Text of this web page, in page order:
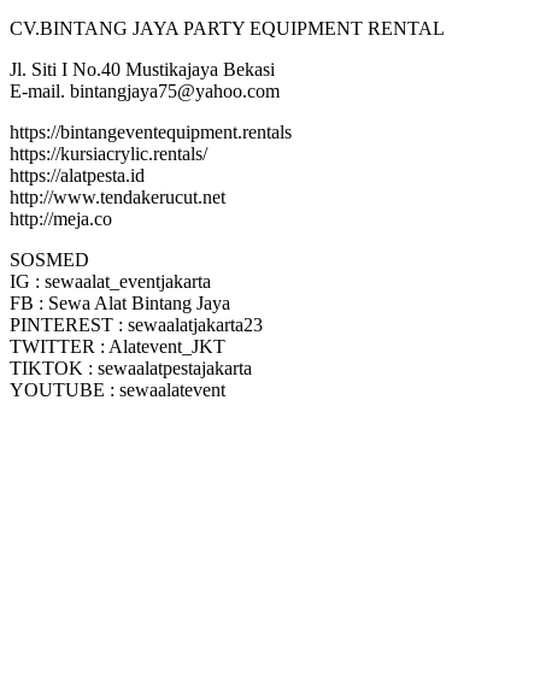
CV.BINTANG JAYA PARTY EQUIPMENT RENTAL
Jl. Siti I No.40 Mustikajaya Bekasi
E-mail. bintangjaya75@yahoo.com
https://bintangeventequipment.rentals
https://kursiacrylic.rentals/
https://alatpesta.id
http://www.tendakerucut.net
http://meja.co
SOSMED
IG : sewaalat_eventjakarta
FB : Sewa Alat Bintang Jaya
PINTEREST : sewaalatjakarta23
TWITTER : Alatevent_JKT
TIKTOK : sewaalatpestajakarta
YOUTUBE : sewaalatevent